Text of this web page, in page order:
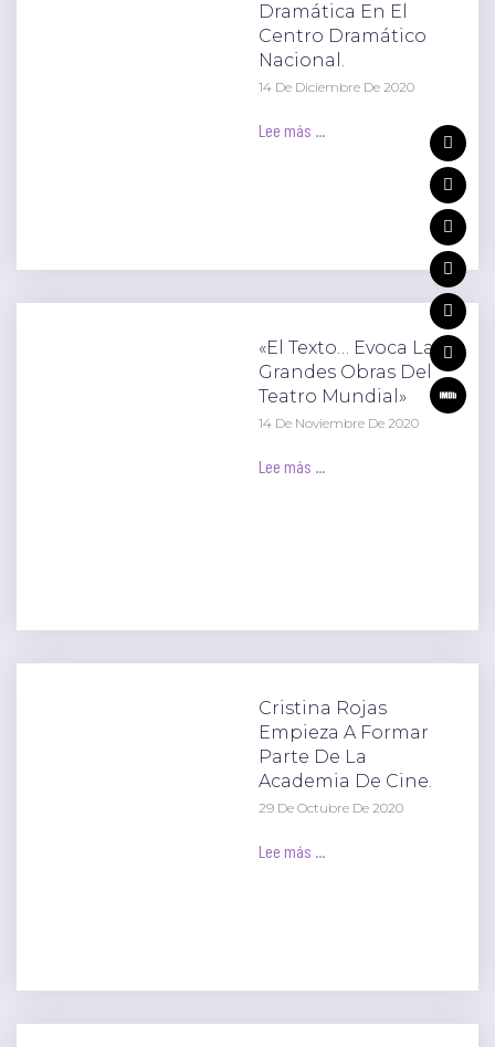
Dramática En El
Centro Dramático
Nacional.
14 De Diciembre De 2020
Lee más ...
«El Texto… Evoca Las
Grandes Obras Del
Teatro Mundial»
14 De Noviembre De 2020
Lee más ...
Cristina Rojas
Empieza A Formar
Parte De La
Academia De Cine.
29 De Octubre De 2020
Lee más ...